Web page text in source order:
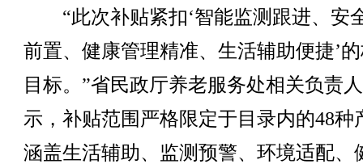
“此次补贴紧扣‘智能监测跟进、安
前置、健康管理精准、生活辅助便捷’
目标。”省民政厅养老服务处相关负责
示，补贴范围严格限定于目录内的48种
涵盖生活辅助、监测预警、环境适配、